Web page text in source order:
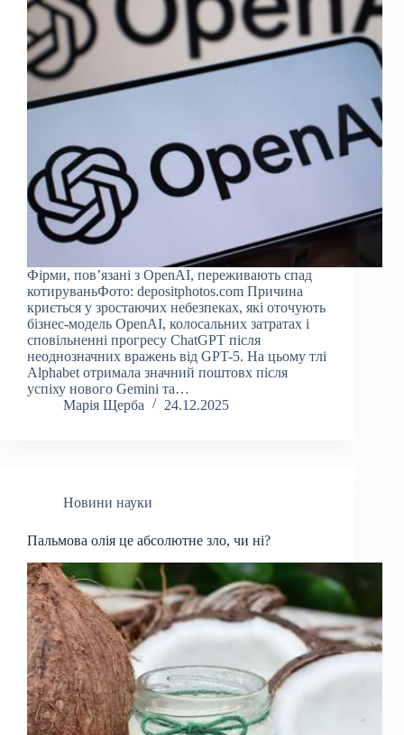
Фірми, пов’язані з OpenAI, переживають спад
котируваньФото: depositphotos.com Причина
криється у зростаючих небезпеках, які оточують
бізнес-модель OpenAI, колосальних затратах і
сповільненні прогресу ChatGPT після
неоднозначних вражень від GPT-5. На цьому тлі
Alphabet отримала значний поштовх після
успіху нового Gemini та…
Марія Щерба
24.12.2025
Новини науки
Пальмова олія це абсолютне зло, чи ні?